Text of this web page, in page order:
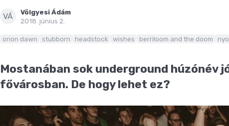
VÁ
Völgyesi Ádám
2018. június 2.
orion dawn stubborn headstock wishes berriloom and the doom
Mostanában sok underground húzónév
fővárosban. De hogy lehet ez?